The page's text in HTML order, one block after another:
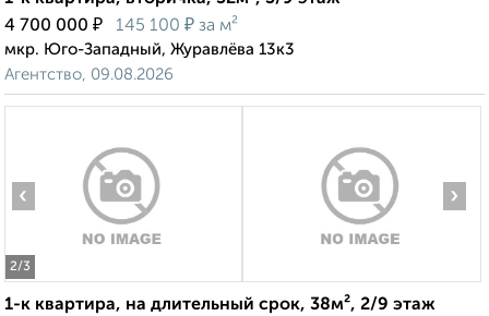
4 700 000 ₽ 145 100 ₽ за м²
мкр. Юго-Западный, Журавлёва 13к3
Агентство, 09.08.2026
2/3
‹ ›
1-к квартира, на длительный срок, 38м², 2/9 этаж